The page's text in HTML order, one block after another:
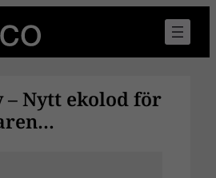
– Nytt ekolod för